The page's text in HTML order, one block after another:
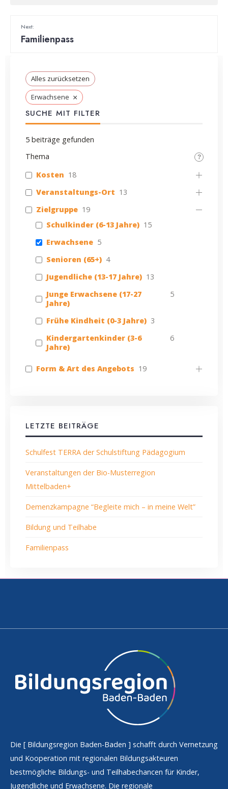
Next:
Familienpass
Alles zurücksetzen
Erwachsene ×
SUCHE MIT FILTER
5 beiträge gefunden
Thema
Kosten 18
Veranstaltungs-Ort 13
Zielgruppe 19
Schulkinder (6-13 Jahre) 15
Erwachsene 5
Senioren (65+) 4
Jugendliche (13-17 Jahre) 13
Junge Erwachsene (17-27
Jahre)
5
Frühe Kindheit (0-3 Jahre) 3
Kindergartenkinder (3-6
Jahre)
6
Form & Art des Angebots 19
LETZTE BEITRÄGE
Schulfest TERRA der Schulstiftung Pädagogium
Veranstaltungen der Bio-Musterregion
Mittelbaden+
Demenzkampagne “Begleite mich – in meine Welt”
Bildung und Teilhabe
Familienpass
Die [ Bildungsregion Baden-Baden ] schafft durch Vernetzung
und Kooperation mit regionalen Bildungsakteuren
bestmögliche Bildungs- und Teilhabechancen für Kinder,
Jugendliche und Erwachsene. Die regionale